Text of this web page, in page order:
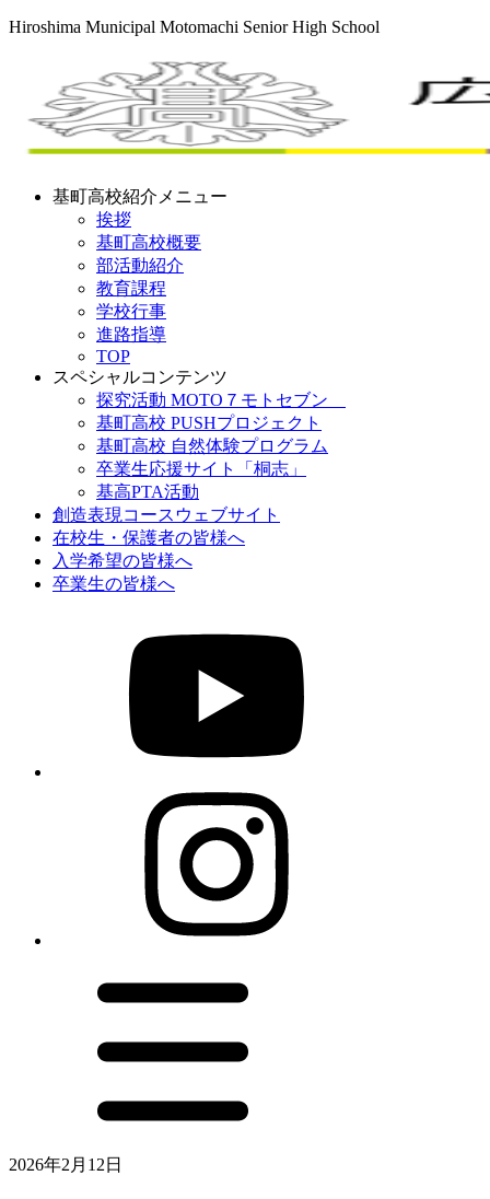
Hiroshima Municipal Motomachi Senior High School
基町高校紹介メニュー
挨拶
基町高校概要
部活動紹介
教育課程
学校行事
進路指導
TOP
スペシャルコンテンツ
探究活動 MOTO７モトセブン
基町高校 PUSHプロジェクト
基町高校 自然体験プログラム
卒業生応援サイト「桐志」
基高PTA活動
創造表現コースウェブサイト
在校生・保護者の皆様へ
入学希望の皆様へ
卒業生の皆様へ
2026年2月12日